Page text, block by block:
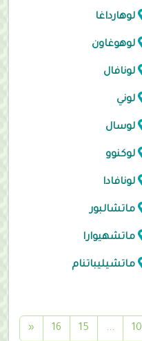
لوهارداغا
لوهوغاون
لونافال
لوني
لوسال
لوكنوو
لونافادا
ماتشالبور
ماتشهيوارا
ماتشيليباتنام
10
...
15
16
«